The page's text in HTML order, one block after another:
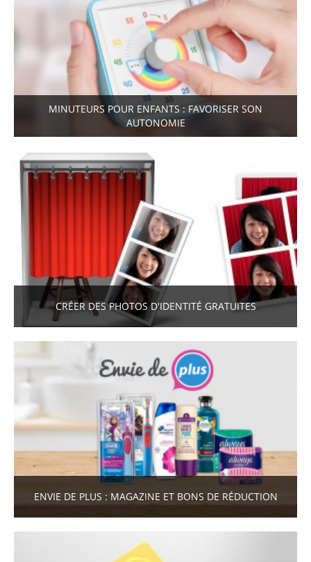
MINUTEURS POUR ENFANTS : FAVORISER SON
AUTONOMIE
CRÉER DES PHOTOS D'IDENTITÉ GRATUITES
ENVIE DE PLUS : MAGAZINE ET BONS DE RÉDUCTION